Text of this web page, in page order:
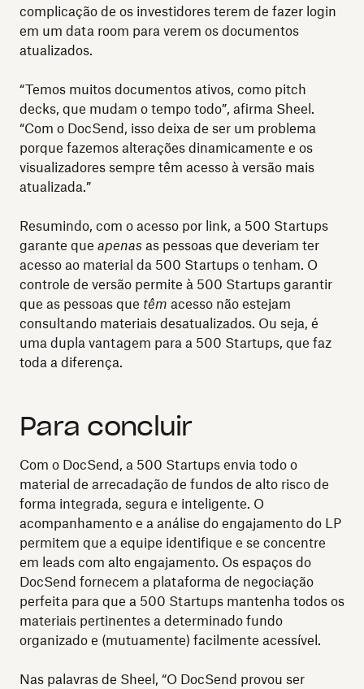
complicação de os investidores terem de fazer login
em um data room para verem os documentos
atualizados.
“Temos muitos documentos ativos, como pitch
decks, que mudam o tempo todo”, afirma Sheel.
“Com o DocSend, isso deixa de ser um problema
porque fazemos alterações dinamicamente e os
visualizadores sempre têm acesso à versão mais
atualizada.”
Resumindo, com o acesso por link, a 500 Startups
garante que apenas as pessoas que deveriam ter
acesso ao material da 500 Startups o tenham. O
controle de versão permite à 500 Startups garantir
que as pessoas que têm acesso não estejam
consultando materiais desatualizados. Ou seja, é
uma dupla vantagem para a 500 Startups, que faz
toda a diferença.
Para concluir
Com o DocSend, a 500 Startups envia todo o
material de arrecadação de fundos de alto risco de
forma integrada, segura e inteligente. O
acompanhamento e a análise do engajamento do LP
permitem que a equipe identifique e se concentre
em leads com alto engajamento. Os espaços do
DocSend fornecem a plataforma de negociação
perfeita para que a 500 Startups mantenha todos os
materiais pertinentes a determinado fundo
organizado e (mutuamente) facilmente acessível.
Nas palavras de Sheel, “O DocSend provou ser